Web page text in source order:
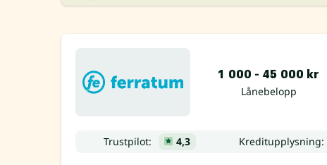
1 000 - 45 000 kr
Lånebelopp
Trustpilot: 4,3 Kreditupplysning: